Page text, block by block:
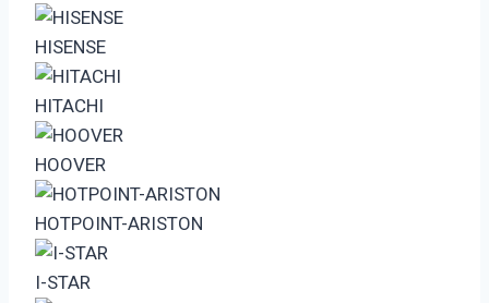
HISENSE
HITACHI
HOOVER
HOTPOINT-ARISTON
I-STAR